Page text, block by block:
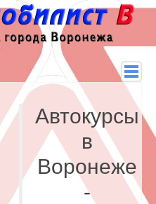
Автокурсы
в
Воронеже
-